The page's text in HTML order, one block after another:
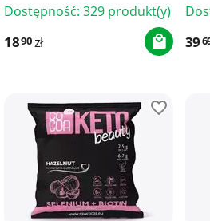
Dostępność: 329 produkt(y)
1890zł 39